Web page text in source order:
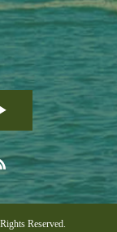
Reserved.